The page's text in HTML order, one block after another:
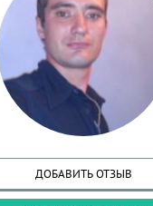
ДОБАВИТЬ ОТЗЫВ